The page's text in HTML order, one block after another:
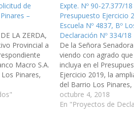
de
–
LA ZERDA,
Provincial a
Macro S.A.
Pinares,
José…
Expte. Nº 90-27.377/
Presupuesto Ejercicio
Escuela Nº 4837, Bº
Declaración Nº 334/18
De la Señora
viendo con agrado
incluya en el
Ejercicio 2019, la
del Barrio Los Pinares,
27.377/18, a la
Industria). Declaración
octubre 4, 2018
En "Proyectos de